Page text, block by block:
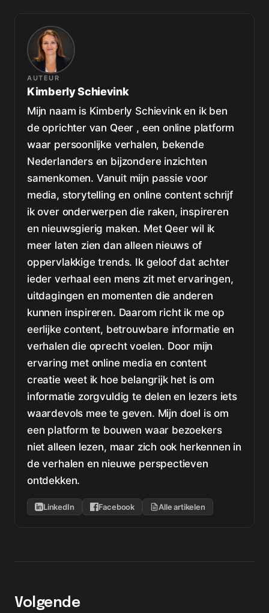
AUTEUR
Kimberly Schievink
Mijn naam is Kimberly Schievink en ik ben
de oprichter van Qeer , een online platform
waar persoonlijke verhalen, bekende
Nederlanders en bijzondere inzichten
samenkomen. Vanuit mijn passie voor
media, storytelling en online content schrijf
ik over onderwerpen die raken, inspireren
en nieuwsgierig maken. Met Qeer wil ik
meer laten zien dan alleen nieuws of
oppervlakkige trends. Ik geloof dat achter
ieder verhaal een mens zit met ervaringen,
uitdagingen en momenten die anderen
kunnen inspireren. Daarom richt ik me op
eerlijke content, betrouwbare informatie en
verhalen die oprecht voelen. Door mijn
ervaring met online media en content
creatie weet ik hoe belangrijk het is om
informatie zorgvuldig te delen en lezers iets
waardevols mee te geven. Mijn doel is om
een platform te bouwen waar bezoekers
niet alleen lezen, maar zich ook herkennen in
de verhalen en nieuwe perspectieven
ontdekken.
LinkedIn Facebook Alle artikelen
Volgende